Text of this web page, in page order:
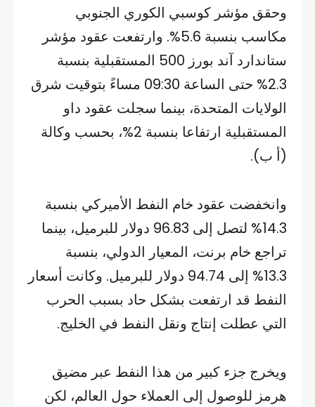
وحقق مؤشر كوسبي الكوري الجنوبي
مكاسب بنسبة 5.6%. وارتفعت عقود مؤشر
ستاندارد آند بورز 500 المستقبلية بنسبة
2.3% حتى الساعة 09:30 مساءً بتوقيت شرق
الولايات المتحدة، بينما سجلت عقود داو
المستقبلية ارتفاعا بنسبة 2%، بحسب وكالة
(أ ب).
وانخفضت عقود خام النفط الأميركي بنسبة
14.3% لتصل إلى 96.83 دولار للبرميل، بينما
تراجع خام برنت، المعيار الدولي، بنسبة
13.3% إلى 94.74 دولار للبرميل. وكانت أسعار
النفط قد ارتفعت بشكل حاد بسبب الحرب
التي عطلت إنتاج ونقل النفط في الخليج.
ويخرج جزء كبير من هذا النفط عبر مضيق
هرمز للوصول إلى العملاء حول العالم، لكن